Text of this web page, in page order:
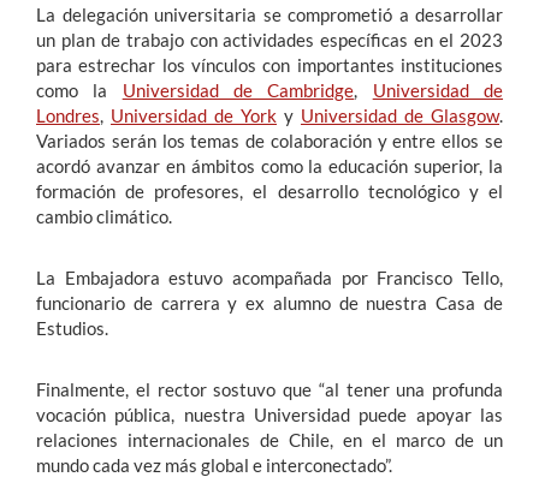
La delegación universitaria se comprometió a desarrollar
un plan de trabajo con actividades específicas en el 2023
para estrechar los vínculos con importantes instituciones
como la Universidad de Cambridge, Universidad de
Londres, Universidad de York y Universidad de Glasgow.
Variados serán los temas de colaboración y entre ellos se
acordó avanzar en ámbitos como la educación superior, la
formación de profesores, el desarrollo tecnológico y el
cambio climático.
La Embajadora estuvo acompañada por Francisco Tello,
funcionario de carrera y ex alumno de nuestra Casa de
Estudios.
Finalmente, el rector sostuvo que “al tener una profunda
vocación pública, nuestra Universidad puede apoyar las
relaciones internacionales de Chile, en el marco de un
mundo cada vez más global e interconectado”.